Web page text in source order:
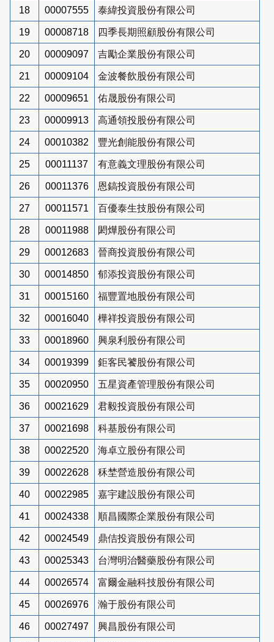
18 00007555 泰緯投資股份有限公司
19 00008718 四季長期照顧股份有限公司
20 00009097 吉勵企業股份有限公司
21 00009104 金波餐飲股份有限公司
22 00009651 佑晟股份有限公司
23 00009913 高通領投股份有限公司
24 00010382 豐光創能股份有限公司
25 00011137 有意義文理股份有限公司
26 00011376 恩鎬投資股份有限公司
27 00011571 百優泰生技股份有限公司
28 00011988 閎燁股份有限公司
29 00012683 晉商投資股份有限公司
30 00014850 郁添投資股份有限公司
31 00015160 福豐置地股份有限公司
32 00016040 樺祥投資股份有限公司
33 00018960 興泉利股份有限公司
34 00019399 鉅客民饕股份有限公司
35 00020950 五星資產管理股份有限公司
36 00021629 君毅投資股份有限公司
37 00021698 科基股份有限公司
38 00022520 海卓立股份有限公司
39 00022628 秝埜營造股份有限公司
40 00022985 嘉宇建設股份有限公司
41 00024338 順昌國際企業股份有限公司
42 00024549 鼎佶投資股份有限公司
43 00025343 台灣明治醫藥股份有限公司
44 00026574 富爾金融科技股份有限公司
45 00026976 瀚于股份有限公司
46 00027497 興昌股份有限公司